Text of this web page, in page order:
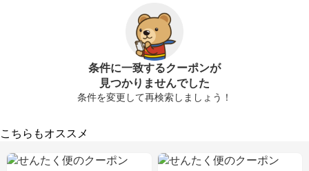
条件に一致するクーポンが
見つかりませんでした
条件を変更して再検索しましょう！
こちらもオススメ